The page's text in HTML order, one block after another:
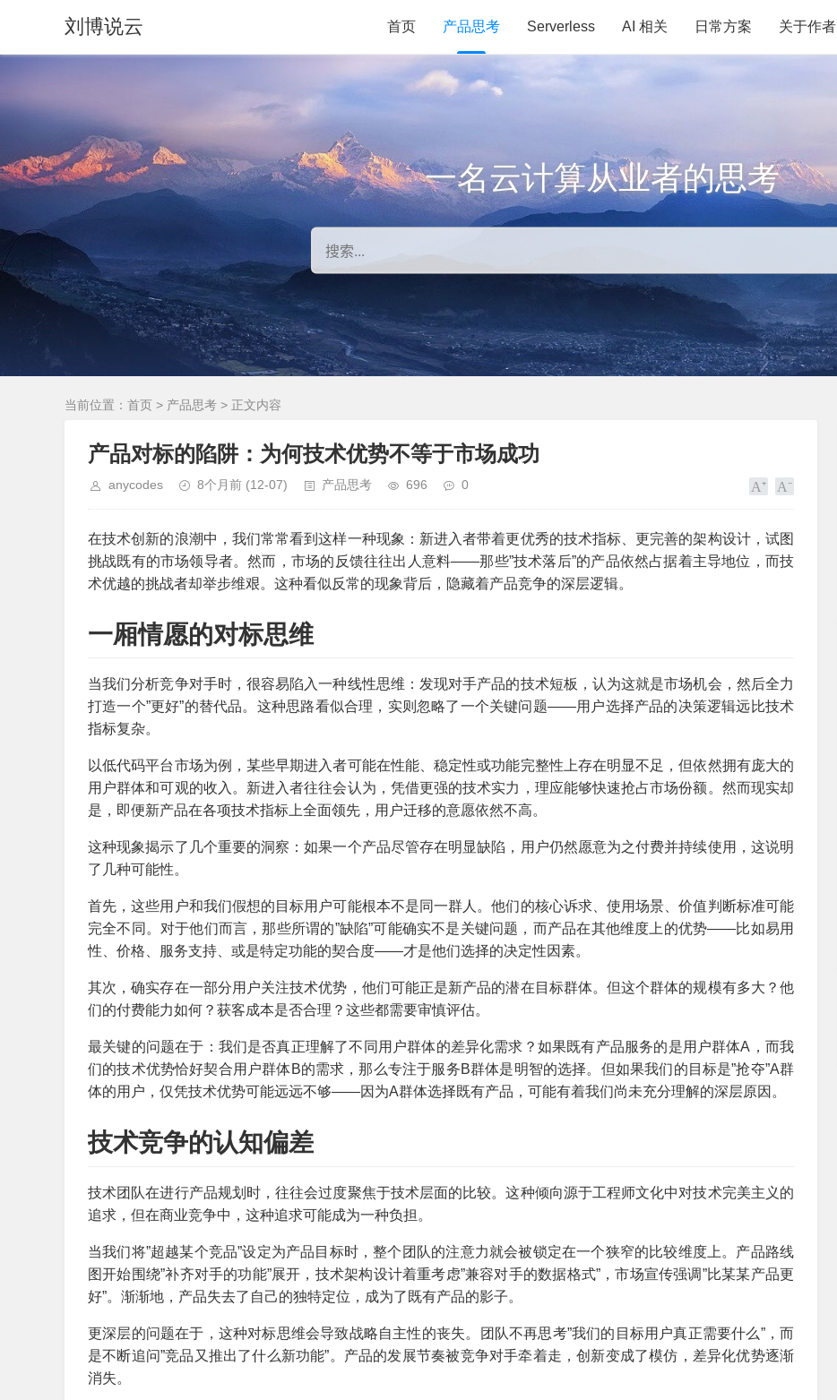
刘博说云 首页 产品思考 Serverless AI 相关 日常方案 关于作者
一名云计算从业者的思考
当前位置： 首页 > 产品思考 > 正文内容
产品对标的陷阱：为何技术优势不等于市场成功
anycodes 8个月前 (12-07) 产品思考 696 0
在技术创新的浪潮中，我们常常看到这样一种现象：新进入者带着更优秀的技术指标、更完善的架构设计，试图
挑战既有的市场领导者。然而，市场的反馈往往出人意料——那些”技术落后”的产品依然占据着主导地位，而技
术优越的挑战者却举步维艰。这种看似反常的现象背后，隐藏着产品竞争的深层逻辑。
一厢情愿的对标思维
当我们分析竞争对手时，很容易陷入一种线性思维：发现对手产品的技术短板，认为这就是市场机会，然后全力
打造一个”更好”的替代品。这种思路看似合理，实则忽略了一个关键问题——用户选择产品的决策逻辑远比技术
指标复杂。
以低代码平台市场为例，某些早期进入者可能在性能、稳定性或功能完整性上存在明显不足，但依然拥有庞大的
用户群体和可观的收入。新进入者往往会认为，凭借更强的技术实力，理应能够快速抢占市场份额。然而现实却
是，即便新产品在各项技术指标上全面领先，用户迁移的意愿依然不高。
这种现象揭示了几个重要的洞察：如果一个产品尽管存在明显缺陷，用户仍然愿意为之付费并持续使用，这说明
了几种可能性。
首先，这些用户和我们假想的目标用户可能根本不是同一群人。他们的核心诉求、使用场景、价值判断标准可能
完全不同。对于他们而言，那些所谓的”缺陷”可能确实不是关键问题，而产品在其他维度上的优势——比如易用
性、价格、服务支持、或是特定功能的契合度——才是他们选择的决定性因素。
其次，确实存在一部分用户关注技术优势，他们可能正是新产品的潜在目标群体。但这个群体的规模有多大？他
们的付费能力如何？获客成本是否合理？这些都需要审慎评估。
最关键的问题在于：我们是否真正理解了不同用户群体的差异化需求？如果既有产品服务的是用户群体A，而我
们的技术优势恰好契合用户群体B的需求，那么专注于服务B群体是明智的选择。但如果我们的目标是”抢夺”A群
体的用户，仅凭技术优势可能远远不够——因为A群体选择既有产品，可能有着我们尚未充分理解的深层原因。
技术竞争的认知偏差
技术团队在进行产品规划时，往往会过度聚焦于技术层面的比较。这种倾向源于工程师文化中对技术完美主义的
追求，但在商业竞争中，这种追求可能成为一种负担。
当我们将”超越某个竞品”设定为产品目标时，整个团队的注意力就会被锁定在一个狭窄的比较维度上。产品路线
图开始围绕”补齐对手的功能”展开，技术架构设计着重考虑”兼容对手的数据格式”，市场宣传强调”比某某产品更
好”。渐渐地，产品失去了自己的独特定位，成为了既有产品的影子。
更深层的问题在于，这种对标思维会导致战略自主性的丧失。团队不再思考”我们的目标用户真正需要什么”，而
是不断追问”竞品又推出了什么新功能”。产品的发展节奏被竞争对手牵着走，创新变成了模仿，差异化优势逐渐
消失。